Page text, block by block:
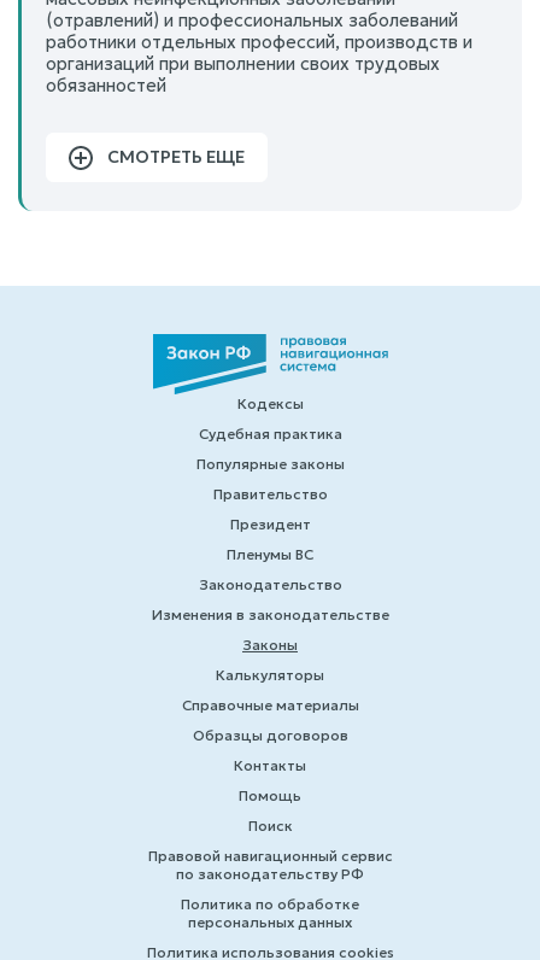
(отравлений) и профессиональных заболеваний
работники отдельных профессий, производств и
организаций при выполнении своих трудовых
обязанностей
СМОТРЕТЬ ЕЩЕ
Кодексы
Судебная практика
Популярные законы
Правительство
Президент
Пленумы ВС
Законодательство
Изменения в законодательстве
Законы
Калькуляторы
Справочные материалы
Образцы договоров
Контакты
Помощь
Поиск
Правовой навигационный сервис
по законодательству РФ
Политика по обработке
персональных данных
Политика использования cookies